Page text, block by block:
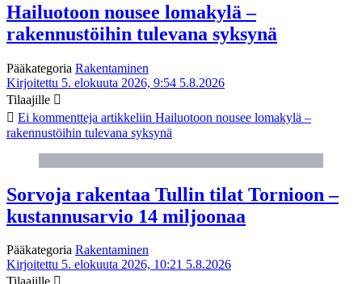
Hailuotoon nousee lomakylä –
rakennustöihin tulevana syksynä
Pääkategoria Rakentaminen
Kirjoitettu 5. elokuuta 2026, 9:54 5.8.2026
Tilaajille
Ei kommentteja artikkeliin Hailuotoon nousee lomakylä –
rakennustöihin tulevana syksynä
Sorvoja rakentaa Tullin tilat Tornioon –
kustannusarvio 14 miljoonaa
Pääkategoria Rakentaminen
Kirjoitettu 5. elokuuta 2026, 10:21 5.8.2026